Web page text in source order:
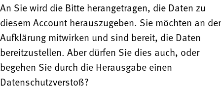
An Sie wird die Bitte herangetragen, die Daten zu
diesem Account herauszugeben. Sie möchten an der
Aufklärung mitwirken und sind bereit, die Daten
bereitzustellen. Aber dürfen Sie dies auch, oder
begehen Sie durch die Herausgabe einen
Datenschutzverstoß?